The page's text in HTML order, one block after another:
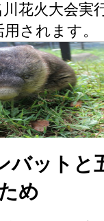
花火大会実
されます。
バットと
め